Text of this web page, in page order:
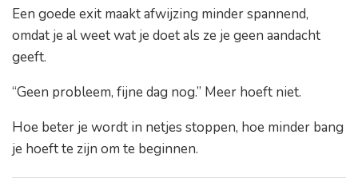
Een goede exit maakt afwijzing minder spannend,
omdat je al weet wat je doet als ze je geen aandacht
geeft.
“Geen probleem, fijne dag nog.” Meer hoeft niet.
Hoe beter je wordt in netjes stoppen, hoe minder bang
je hoeft te zijn om te beginnen.